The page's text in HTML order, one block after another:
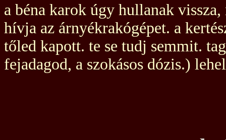
a béna karok úgy hullanak
hívja az árnyékrakógépet. a
tőled kapott. te se tudj semmit.
fejadagod, a szokásos dózis.)